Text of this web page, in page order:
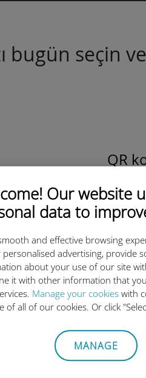
Our website
data to
and effective browsing
personalised advertising, provide
about your use of our site
it with other information that
Manage your cookies with
of all of our cookies. Or click
MANAGE
bugün seçin
QR
Ubigi eSIM'i
uluslararası